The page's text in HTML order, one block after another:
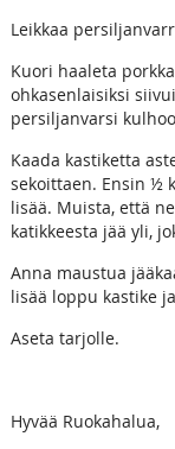
Leikkaa
Kuori haaleta
ohkasenlaisiksi
persiljanvarsi
Kaada kastiketta
sekoittaen. Ensin ½
lisää. Muista, että
katikkeesta jää yli,
Anna maustua
lisää loppu kastike
Aseta tarjolle.
Hyvää Ruokahalua,